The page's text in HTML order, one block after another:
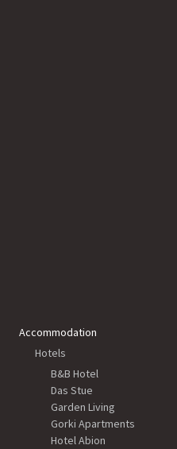
Accommodation
Hotels
B&B Hotel
Das Stue
Garden Living
Gorki Apartments
Hotel Abion